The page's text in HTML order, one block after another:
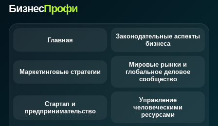
БизнесПрофи
Главная
Законодательные аспекты
бизнеса
Маркетинговые стратегии
Мировые рынки и
глобальное деловое
сообщество
Стартап и
предпринимательство
Управление
человеческими
ресурсами